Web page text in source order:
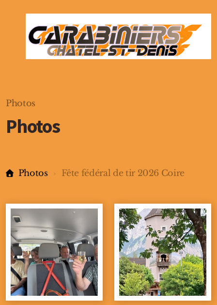
Photos
Photos
Photos Fête fédéral de tir 2026 Coire